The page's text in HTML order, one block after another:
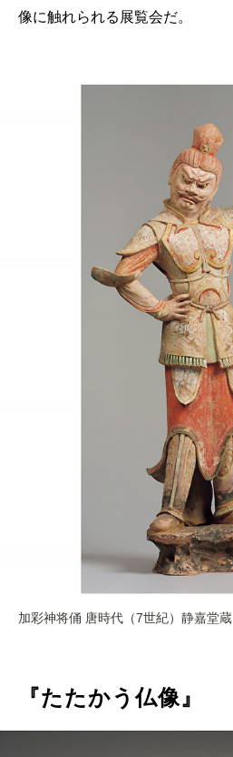
像に触れられる展覧会だ。
加彩神将俑 唐時代（7世紀）静嘉堂蔵
『たたかう仏像』